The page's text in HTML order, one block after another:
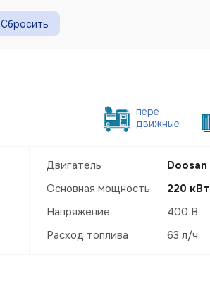
Сбросить
пере
движные
Двигатель Doosan
Основная мощность
220 кВт
Напряжение
400 В
Расход топлива
63 л/ч